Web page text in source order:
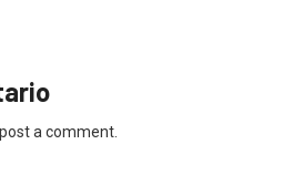
a comment.